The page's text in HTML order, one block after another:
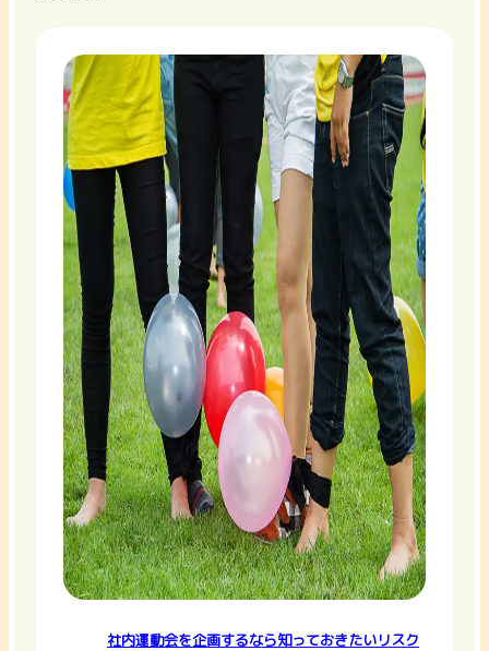
社内運動会を企画するなら知っておきたいリスク